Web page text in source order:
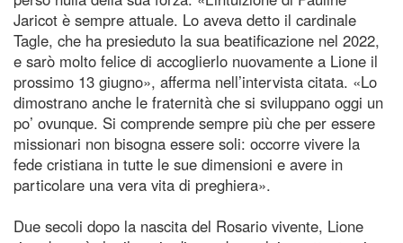
Jaricot è sempre attuale. Lo aveva detto il cardinale
Tagle, che ha presieduto la sua beatificazione nel 2022,
e sarò molto felice di accoglierlo nuovamente a Lione il
prossimo 13 giugno», afferma nell’intervista citata. «Lo
dimostrano anche le fraternità che si sviluppano oggi un
po’ ovunque. Si comprende sempre più che per essere
missionari non bisogna essere soli: occorre vivere la
fede cristiana in tutte le sue dimensioni e avere in
particolare una vera vita di preghiera».
Due secoli dopo la nascita del Rosario vivente, Lione